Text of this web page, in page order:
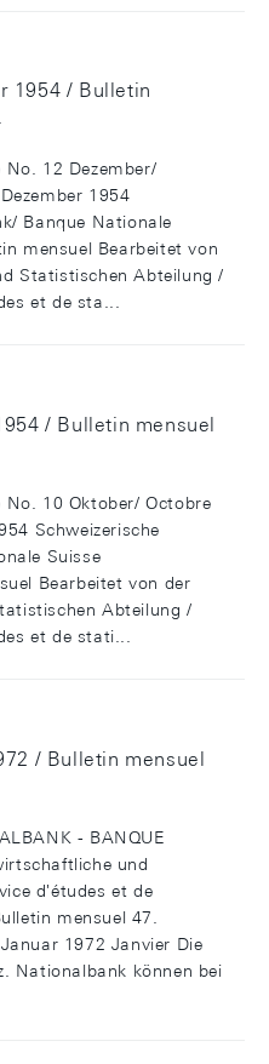
1954 / Bulletin
12 Dezember/
1954
Banque Nationale
mensuel Bearbeitet von
Statistischen Abteilung /
et de sta...
/ Bulletin mensuel
10 Oktober/ Octobre
Schweizerische
Suisse
Bearbeitet von der
Abteilung /
et de stati...
/ Bulletin mensuel
- BANQUE
und
d'études et de
mensuel 47.
1972 Janvier Die
Nationalbank können bei